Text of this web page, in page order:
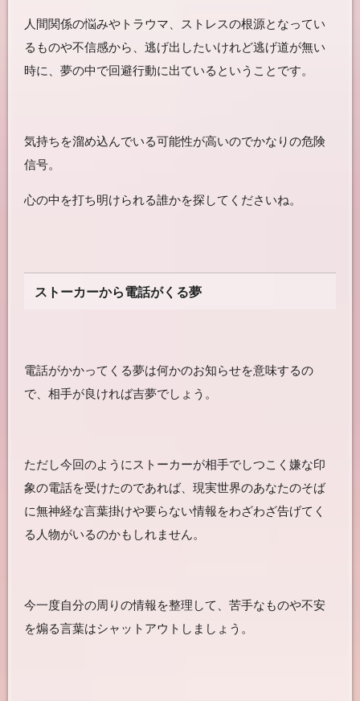
人間関係の悩みやトラウマ、ストレスの根源となってい
るものや不信感から、逃げ出したいけれど逃げ道が無い
時に、夢の中で回避行動に出ているということです。
気持ちを溜め込んでいる可能性が高いのでかなりの危険
信号。
心の中を打ち明けられる誰かを探してくださいね。
ストーカーから電話がくる夢
電話がかかってくる夢は何かのお知らせを意味するの
で、相手が良ければ吉夢でしょう。
ただし今回のようにストーカーが相手でしつこく嫌な印
象の電話を受けたのであれば、現実世界のあなたのそば
に無神経な言葉掛けや要らない情報をわざわざ告げてく
る人物がいるのかもしれません。
今一度自分の周りの情報を整理して、苦手なものや不安
を煽る言葉はシャットアウトしましょう。